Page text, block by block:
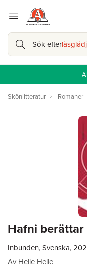
Sök efter
Skönlitteratur Romaner
Hafni berättar
Inbunden, Svenska,
Av Helle Helle